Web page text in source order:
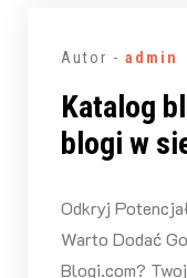
Autor - admin
Katalog
blogi w
Odkryj
Warto Dodać
Blogi.com?